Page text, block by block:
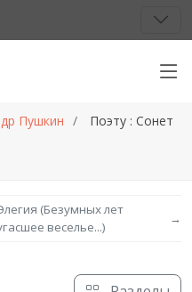
Пушкин Поэту : Сонет
(Безумных лет
веселье...)
→